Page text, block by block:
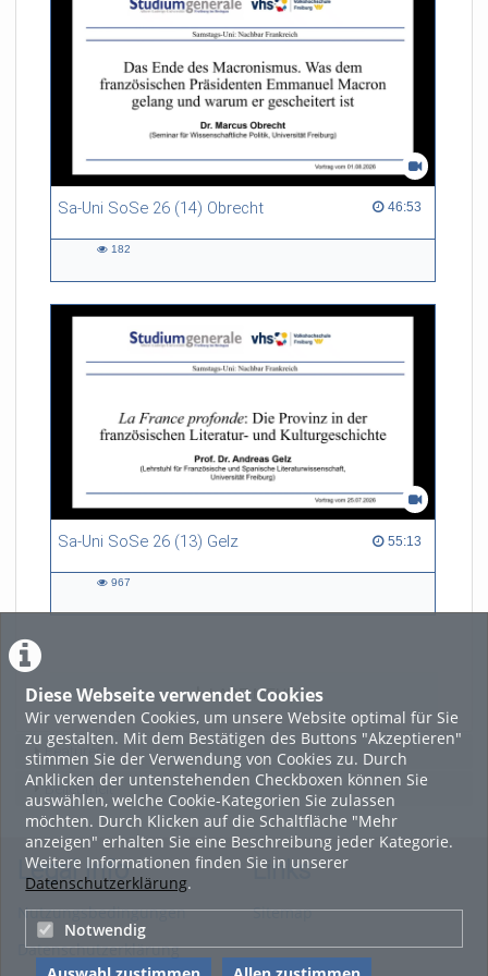
Diese Webseite verwendet Cookies
Wir verwenden Cookies, um unsere Website optimal für Sie
zu gestalten. Mit dem Bestätigen des Buttons "Akzeptieren"
stimmen Sie der Verwendung von Cookies zu. Durch
Anklicken der untenstehenden Checkboxen können Sie
auswählen, welche Cookie-Kategorien Sie zulassen
möchten. Durch Klicken auf die Schaltfläche "Mehr
anzeigen" erhalten Sie eine Beschreibung jeder Kategorie.
Weitere Informationen finden Sie in unserer
Datenschutzerklärung.
Notwendig
Referent/in:
Sa-Uni SoSe 26 (14) Obrecht 46:53
46:53 duration
182
Sa-Uni SoSe 26 (13) Gelz 55:13
55:13 duration
967
LADE MEHR
Featured
Beliebtheit
Legal Info
Nutzungsbedingungen
Datenschutzerklärung
Links
Sitemap